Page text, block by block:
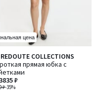
цена
COLLECTIONS
прямая юбка с
₽-35%
₽